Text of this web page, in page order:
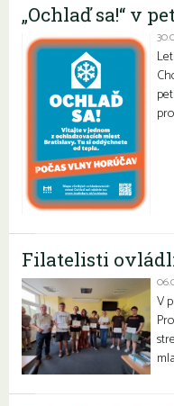
„Ochlaď sa!“ v
Filatelisti
V